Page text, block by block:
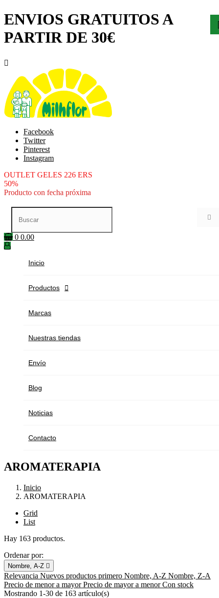
ENVIOS GRATUITOS A
PARTIR DE 30€

Facebook
Twitter
Pinterest
Instagram
OUTLET GELES 226 ERS
50%
Producto con fecha próxima

0 0.00
Inicio
Productos 
Marcas
Nuestras tiendas
Envío
Blog
Noticias
Contacto
AROMATERAPIA
Inicio
AROMATERAPIA
Grid
List
Hay 163 productos.
Ordenar por:
Nombre, A-Z 
Relevancia Nuevos productos primero Nombre, A-Z Nombre, Z-A
Precio de menor a mayorPrecio de mayor a menorCon stock
Mostrando 1-30 de 163 artículo(s)